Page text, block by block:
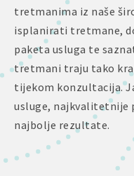
tretmanima iz naše
isplanirati tretmane,
paketa usluga te
tretmani traju tako
tijekom konzultacija.
usluge, najkvalitetnije
najbolje rezultate.